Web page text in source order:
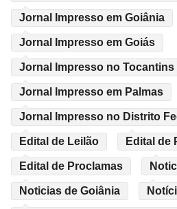
Jornal Impresso em Goiânia
Jornal Impresso em Goiás
Jornal Impresso no Tocantins
Jornal Impresso em Palmas
Jornal Impresso no Distrito
Edital de Leilão Edital de
Edital de Proclamas
Noticias de Goiânia